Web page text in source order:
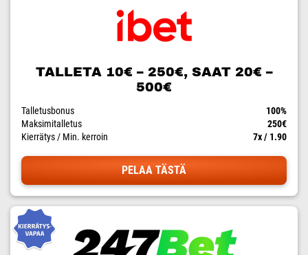
TALLETA 10€ – 250€, SAAT 20€ –
500€
Talletusbonus
100%
Maksimitalletus
250€
Kierrätys / Min. kerroin
7x / 1.90
PELAA TÄSTÄ